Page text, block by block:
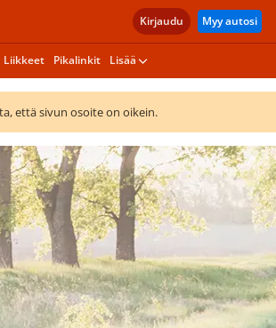
Kirjaudu Myy autosi
Liikkeet Pikalinkit Lisää
että sivun osoite on oikein.